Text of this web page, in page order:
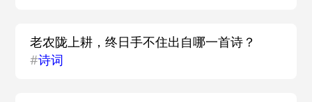
老农陇上耕，终日手不住出自哪一首诗？
#诗词